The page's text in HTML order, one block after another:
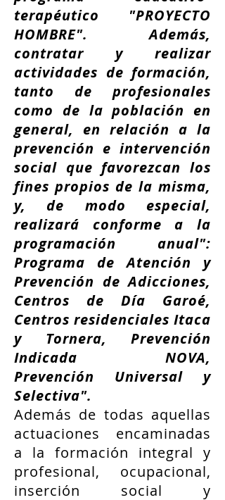
terapéutico "PROYECTO
HOMBRE". Además,
contratar y realizar
actividades de formación,
tanto de profesionales
como de la población en
general, en relación a la
prevención e intervención
social que favorezcan los
fines propios de la misma,
y, de modo especial,
realizará conforme a la
programación anual":
Programa de Atención y
Prevención de Adicciones,
Centros de Día Garoé,
Centros residenciales Itaca
y Tornera, Prevención
Indicada NOVA,
Prevención Universal y
Selectiva".
Además de todas aquellas
actuaciones encaminadas
a la formación integral y
profesional, ocupacional,
inserción social y